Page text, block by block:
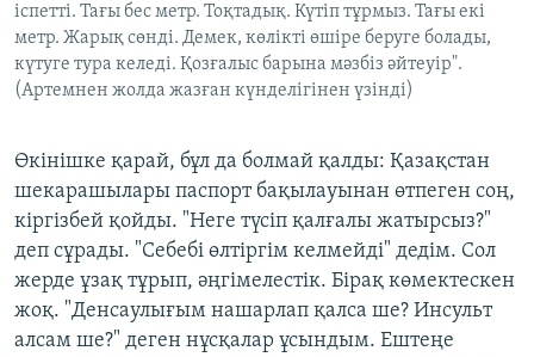
іспетті. Тағы бес метр. Тоқтадық. Күтіп тұрмыз. Тағы екі
метр. Жарық сөнді. Демек, көлікті өшіре беруге болады,
күтуге тура келеді. Қозғалыс барына мәзбіз әйтеуір".
(Артемнен жолда жазған күнделігінен үзінді)
Өкінішке қарай, бұл да болмай қалды: Қазақстан
шекарашылары паспорт бақылауынан өтпеген соң,
кіргізбей қойды. "Неге түсіп қалғалы жатырсыз?"
деп сұрады. "Себебі өлтіргім келмейді" дедім. Сол
жерде ұзақ тұрып, әңгімелестік. Бірақ көмектескен
жоқ. "Денсаулығым нашарлап қалса ше? Инсульт
алсам ше?" деген нұсқалар ұсындым. Ештеңе